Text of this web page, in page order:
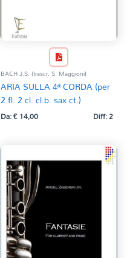
BACH J.S. (trascr. S. Maggioni)
ARIA SULLA 4ª CORDA (per
2 fl. 2 cl. cl.b. sax ct.)
Da:€14,00 Diff: 2